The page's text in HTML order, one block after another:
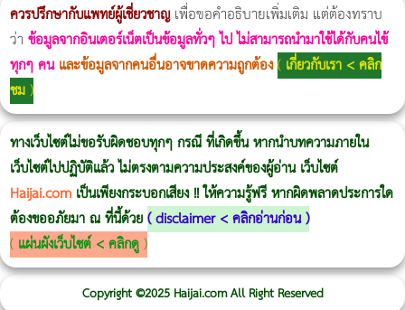
ควรปรึกษากับแพทย์ผู้เชี่ยวชาญเพื่อขอคำอธิบายเพิ่มเติม แต่ต้องทราบ
ว่า ข้อมูลจากอินเตอร์เน็ตเป็นข้อมูลทั่วๆ ไป ไม่สามารถนำมาใช้ได้กับคนไข้
ทุกๆ คน และข้อมูลจากคนอื่นอาจขาดความถูกต้อง( เกี่ยวกับเรา < คลิก
ชม)
ทางเว็บไซต์ไม่ขอรับผิดชอบทุกๆ กรณี ที่เกิดขึ้น หากนำบทความภายใน
เว็บไซต์ไปปฏิบัติแล้ว ไม่ตรงตามความประสงค์ของผู้อ่าน เว็บไซต์
Haijai.com เป็นเพียงกระบอกเสียง !! ให้ความรู้ฟรี หากผิดพลาดประการใด
ต้องขออภัยมา ณ ที่นี้ด้วย(disclaimer < คลิกอ่านก่อน)
( แผ่นผังเว็บไซต์ < คลิกดู)
Copyright ©2025 Haijai.com All Right Reserved